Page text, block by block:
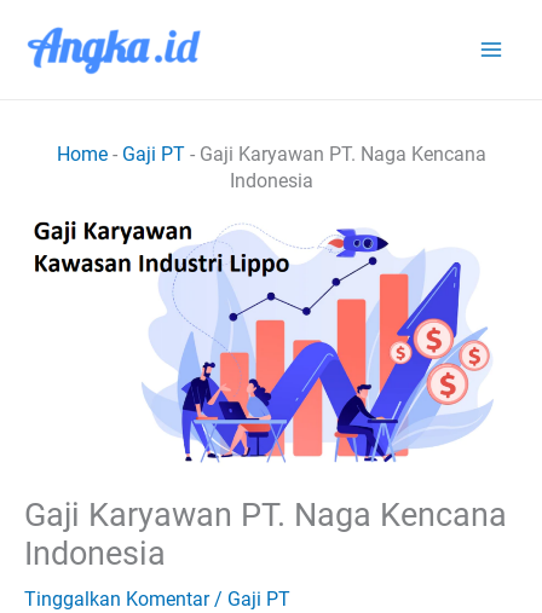
Home- Gaji PT- Gaji Karyawan PT. Naga Kencana
Indonesia
Gaji Karyawan PT. Naga Kencana
Indonesia
Tinggalkan Komentar / Gaji PT